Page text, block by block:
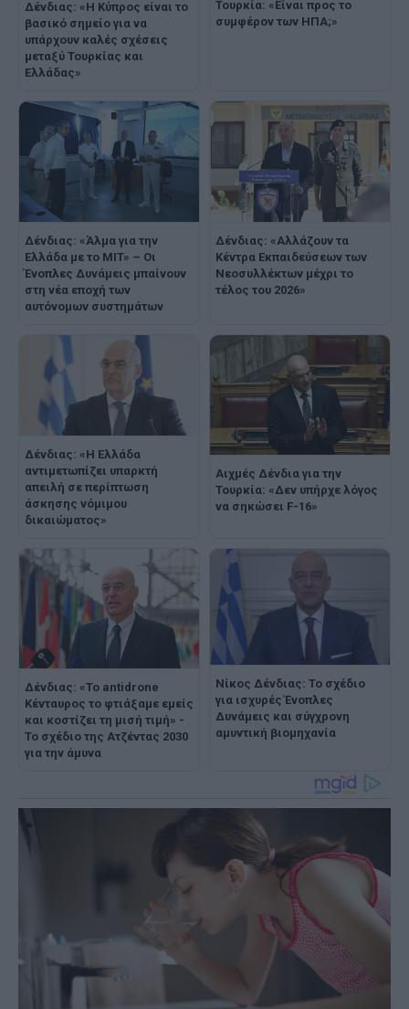
Δένδιας: «Η Κύπρος είναι το
βασικό σημείο για να
υπάρχουν καλές σχέσεις
μεταξύ Τουρκίας και
Ελλάδας»
Τουρκία: «Είναι προς το
συμφέρον των ΗΠΑ;»
Δένδιας: «Άλμα για την
Ελλάδα με το MIT» – Οι
Ένοπλες Δυνάμεις μπαίνουν
στη νέα εποχή των
αυτόνομων συστημάτων
Δένδιας: «Αλλάζουν τα
Κέντρα Εκπαιδεύσεων των
Νεοσυλλέκτων μέχρι το
τέλος του 2026»
Δένδιας: «Η Ελλάδα
αντιμετωπίζει υπαρκτή
απειλή σε περίπτωση
άσκησης νόμιμου
δικαιώματος»
Αιχμές Δένδια για την
Τουρκία: «Δεν υπήρχε λόγος
να σηκώσει F-16»
Δένδιας: «Το antidrone
Κένταυρος το φτιάξαμε εμείς
και κοστίζει τη μισή τιμή» -
Το σχέδιο της Ατζέντας 2030
για την άμυνα
Νίκος Δένδιας: Το σχέδιο
για ισχυρές Ένοπλες
Δυνάμεις και σύγχρονη
αμυντική βιομηχανία